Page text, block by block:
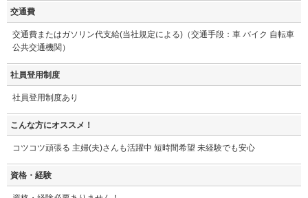
交通費
交通費またはガソリン代支給(当社規定による)（交通手段：車 バイク 自転車
公共交通機関）
社員登用制度
社員登用制度あり
こんな方にオススメ！
コツコツ頑張る 主婦(夫)さんも活躍中 短時間希望 未経験でも安心
資格・経験